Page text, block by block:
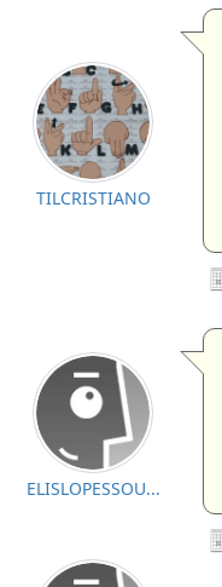
TILCRISTIANO
ELISLOPESSOU...